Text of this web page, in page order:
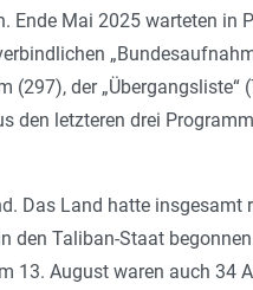
Ende Mai 2025 warteten in
(297), der „Übergangsliste“
den letzteren drei
Das Land hatte insgesamt
Taliban-­Staat
13. August waren auch 34